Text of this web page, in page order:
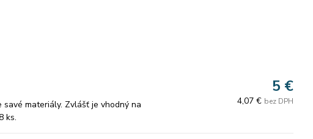
materiály. Zvlášť je vhodný na
ks.
5 €
4,07 € bez DPH